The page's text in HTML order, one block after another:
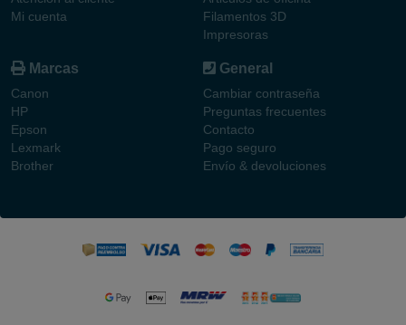
Mi cuenta
Filamentos 3D
Impresoras
Marcas
Canon
HP
Epson
Lexmark
Brother
General
Cambiar contraseña
Preguntas frecuentes
Contacto
Pago seguro
Envío & devoluciones